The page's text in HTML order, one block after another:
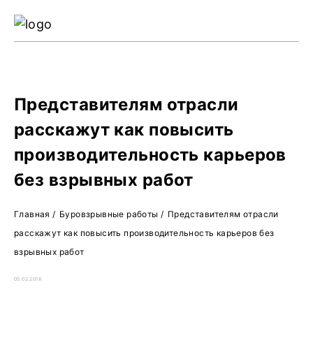
Представителям отрасли
расскажут как повысить
производительность карьеров
без взрывных работ
Главная / Буровзрывные работы/ Представителям отрасли
расскажут как повысить производительность карьеров без
взрывных работ
05.02.2018